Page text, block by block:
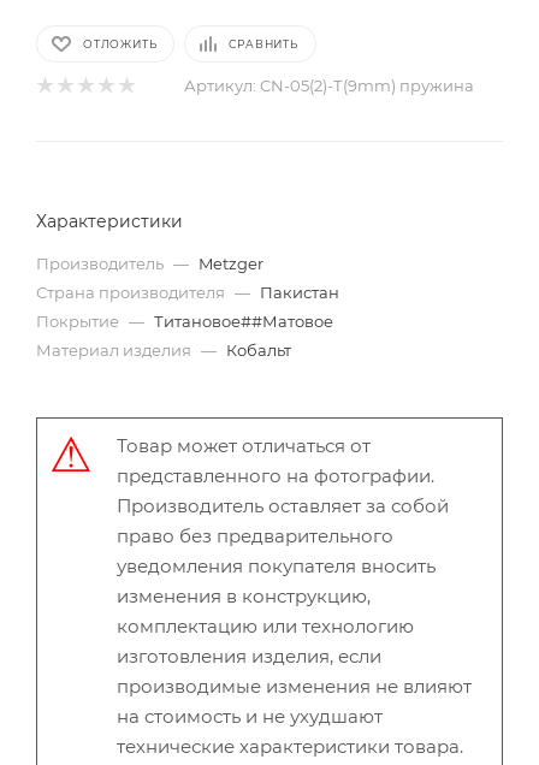
ОТЛОЖИТЬ СРАВНИТЬ
Артикул: CN-05(2)-Т(9mm) пружина
Характеристики
Производитель — Metzger
Страна производителя — Пакистан
Покрытие — Титановое##Матовое
Материал изделия — Кобальт
Товар может отличаться от
представленного на фотографии.
Производитель оставляет за собой
право без предварительного
уведомления покупателя вносить
изменения в конструкцию,
комплектацию или технологию
изготовления изделия, если
производимые изменения не влияют
на стоимость и не ухудшают
технические характеристики товара.